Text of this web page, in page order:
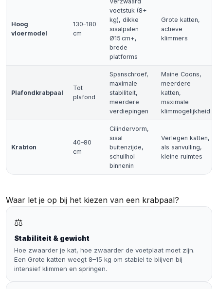
Hoog
vloermodel
130–180
cm
voetstuk (8+
kg), dikke
sisalpalen
Ø15 cm+,
brede
platforms
Grote katten,
actieve
klimmers
Plafondkrabpaal
Tot
plafond
Spanschroef,
maximale
stabiliteit,
meerdere
verdiepingen
Maine Coons,
meerdere
katten,
maximale
klimmogelijkheid
Krabton
40–80
cm
Cilindervorm,
sisal
buitenzijde,
schuilhol
binnenin
Verlegen katten,
als aanvulling,
kleine ruimtes
Waar let je op bij het kiezen van een krabpaal?
⚖️
Stabiliteit & gewicht
Hoe zwaarder je kat, hoe zwaarder de voetplaat moet zijn.
Een Grote katten weegt 8–15 kg om stabiel te blijven bij
intensief klimmen en springen.